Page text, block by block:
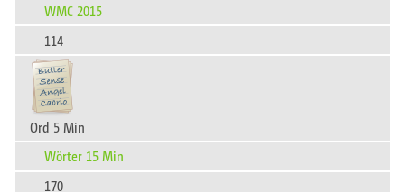
WMC 2015
114
Ord 5 Min
Wörter 15 Min
170